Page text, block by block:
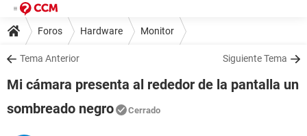
Foros Hardware Monitor
Tema Anterior Siguiente Tema
Mi cámara presenta al rededor de la pantalla un
sombreado negro
Cerrado